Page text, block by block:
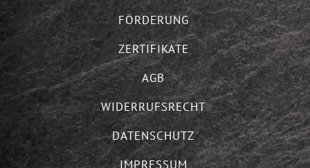
FÖRDERUNG
ZERTIFIKATE
AGB
WIDERRUFSRECHT
DATENSCHUTZ
IMPRESSUM